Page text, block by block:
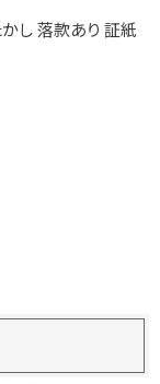
し 落款あり 証紙